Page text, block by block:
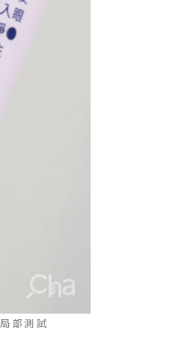
部測試